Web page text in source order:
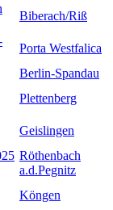
Biberach/Riß
Porta Westfalica
Berlin-Spandau
Plettenberg
Geislingen
Röthenbach
a.d.Pegnitz
Köngen